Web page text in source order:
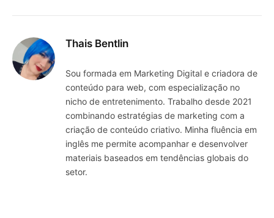
Thais Bentlin
Sou formada em Marketing Digital e criadora de
conteúdo para web, com especialização no
nicho de entretenimento. Trabalho desde 2021
combinando estratégias de marketing com a
criação de conteúdo criativo. Minha fluência em
inglês me permite acompanhar e desenvolver
materiais baseados em tendências globais do
setor.